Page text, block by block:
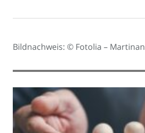
Bildnachweis: © Fotolia – Martinan